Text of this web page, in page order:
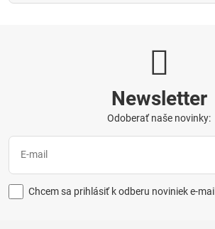
Newsletter
Odoberať naše novinky:
Chcem sa prihlásiť k odberu noviniek e-